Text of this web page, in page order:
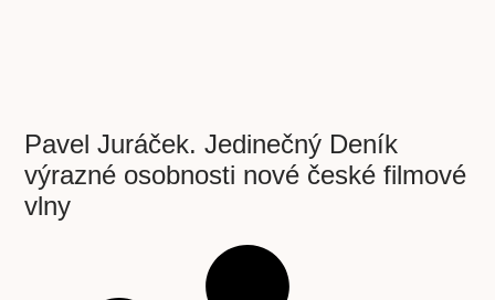
Pavel Juráček. Jedinečný Deník
výrazné osobnosti nové české filmové
vlny